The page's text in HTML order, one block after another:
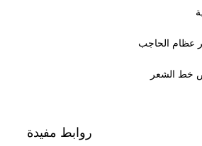
عظام الحاجب
خط الشعر
روابط مفيدة